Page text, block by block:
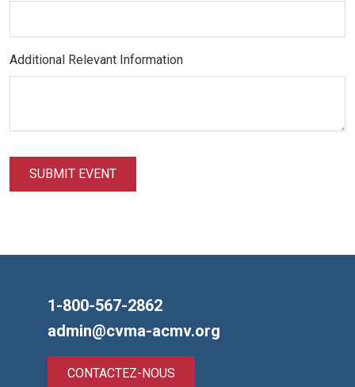
Additional Relevant Information
SUBMIT EVENT
1-800-567-2862
admin@cvma-acmv.org
CONTACTEZ-NOUS